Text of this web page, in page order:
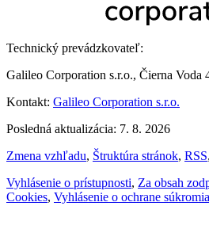
Technický prevádzkovateľ:
Galileo Corporation s.r.o., Čierna Voda
Kontakt: Galileo Corporation s.r.o.
Posledná aktualizácia: 7. 8. 2026
Zmena vzhľadu, Štruktúra stránok, RSS,
Vyhlásenie o prístupnosti, Za obsah
Cookies, Vyhlásenie o ochrane súkromia